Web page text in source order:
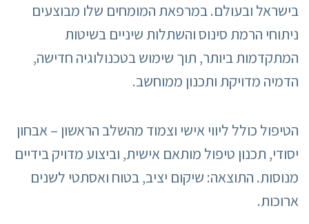
בישראל ובעולם. במרפאת המומחים שלו מבוצעים
ניתוחי הרמת סינוס והשתלות שיניים בשיטות
המתקדמות ביותר, תוך שימוש בטכנולוגיה חדישה,
הדמיה מדויקת ותכנון ממוחשב.
הטיפול כולל ליווי אישי וצמוד מהשלב הראשון – אבחון
יסודי, תכנון טיפול מותאם אישית, וביצוע מדויק בידיים
מנוסות. התוצאה: שיקום יציב, בטוח ואסתטי לשנים
ארוכות.